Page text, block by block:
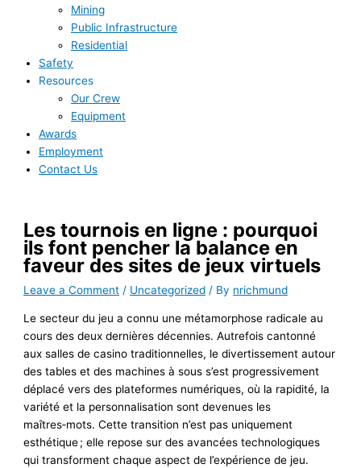
Mining
Public Infrastructure
Residential
Safety
Resources
Our Crew
Equipment
Awards
Employment
Contact Us
Les tournois en ligne : pourquoi
ils font pencher la balance en
faveur des sites de jeux virtuels
Leave a Comment / Uncategorized / By nrichmund
Le secteur du jeu a connu une métamorphose radicale au
cours des deux dernières décennies. Autrefois cantonné
aux salles de casino traditionnelles, le divertissement autour
des tables et des machines à sous s’est progressivement
déplacé vers des plateformes numériques, où la rapidité, la
variété et la personnalisation sont devenues les
maîtres‑mots. Cette transition n’est pas uniquement
esthétique ; elle repose sur des avancées technologiques
qui transforment chaque aspect de l’expérience de jeu.